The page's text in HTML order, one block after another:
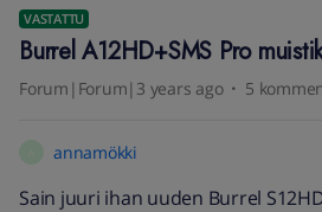
VASTATTU
Burrel A12HD+SMS Pro
Forum|Forum|3 years ago 5
annamökki
Sain juuri ihan uuden Burrel